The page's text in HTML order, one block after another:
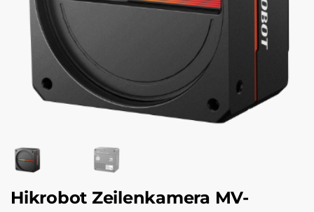
Hikrobot Zeilenkamera MV-